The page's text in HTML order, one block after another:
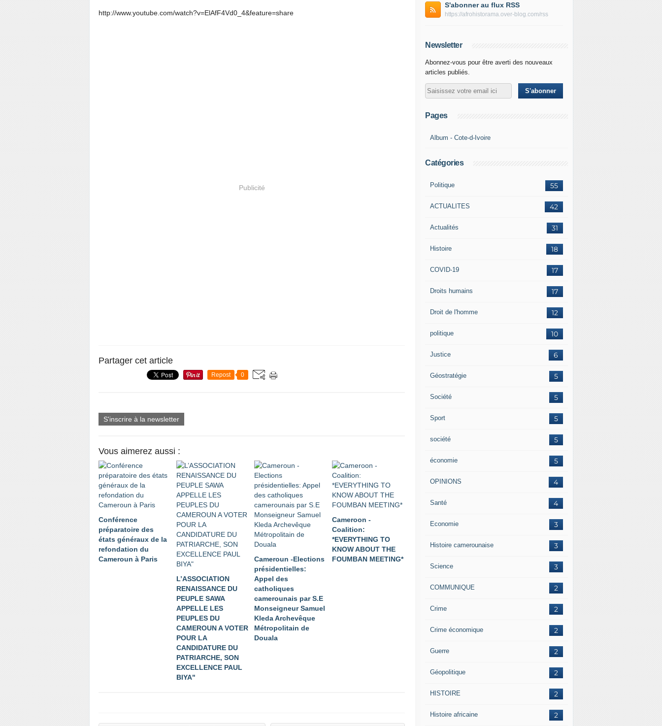
http://www.youtube.com/watch?v=ElAfF4Vd0_4&feature=share
Publicité
Partager cet article
Repost 0
S'inscrire à la newsletter
Vous aimerez aussi :
Conférence
préparatoire des
états généraux de la
refondation du
Cameroun à Paris
L’ASSOCIATION
RENAISSANCE DU
PEUPLE SAWA
APPELLE LES
PEUPLES DU
CAMEROUN A VOTER
POUR LA
CANDIDATURE DU
PATRIARCHE, SON
EXCELLENCE PAUL
BIYA"
Cameroun -Elections
présidentielles:
Appel des
catholiques
camerounais par S.E
Monseigneur Samuel
Kleda Archevêque
Métropolitain de
Douala
Cameroon -
Coalition:
*EVERYTHING TO
KNOW ABOUT THE
FOUMBAN MEETING*
S'abonner au flux RSS
https://afrohistorama.over-blog.com/rss
Newsletter
Abonnez-vous pour être averti des nouveaux
articles publiés.
Pages
Album - Cote-d-Ivoire
Catégories
55
Politique
42
ACTUALITES
31
Actualités
18
Histoire
17
COVID-19
17
Droits humains
12
Droit de l'homme
10
politique
6
Justice
5
Géostratégie
5
Société
5
Sport
5
société
5
économie
4
OPINIONS
4
Santé
3
Economie
3
Histoire camerounaise
3
Science
2
COMMUNIQUE
2
Crime
2
Crime économique
2
Guerre
2
Géopolitique
2
HISTOIRE
2
Histoire africaine